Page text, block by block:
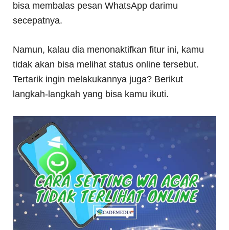
bisa membalas pesan WhatsApp darimu
secepatnya.
Namun, kalau dia menonaktifkan fitur ini, kamu
tidak akan bisa melihat status online tersebut.
Tertarik ingin melakukannya juga? Berikut
langkah-langkah yang bisa kamu ikuti.